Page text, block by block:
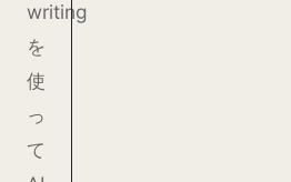
writing
を
使
っ
て